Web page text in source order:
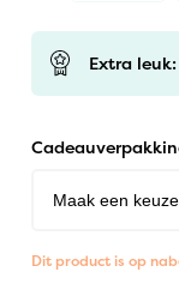
Extra
Dit product is op